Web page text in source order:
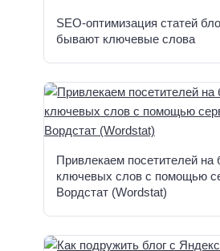
SEO-оптимизация статей
бывают ключевые слова
Привлекаем посетителей на
ключевых слов с помощью
Вордстат (Wordstat)